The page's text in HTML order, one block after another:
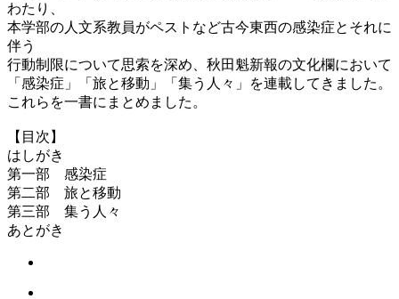
わたり、
本学部の人文系教員がペストなど古今東西の感染症とそれに
伴う
行動制限について思索を深め、秋田魁新報の文化欄において
「感染症」「旅と移動」「集う人々」を連載してきました。
これらを一書にまとめました。
【目次】
はしがき
第一部 感染症
第二部 旅と移動
第三部 集う人々
あとがき